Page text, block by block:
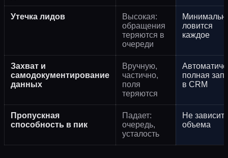
Утечка лидов
Высокая:
обращения
теряются в
очереди
ловится
каждое
Захват и
самодокументирование
данных
Вручную,
частично,
поля
теряются
полная
в CRM
Пропускная
способность в пик
Падает:
очередь,
усталость
Не зависит
объема